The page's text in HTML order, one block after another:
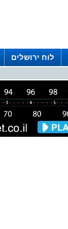
לוח ירושלים